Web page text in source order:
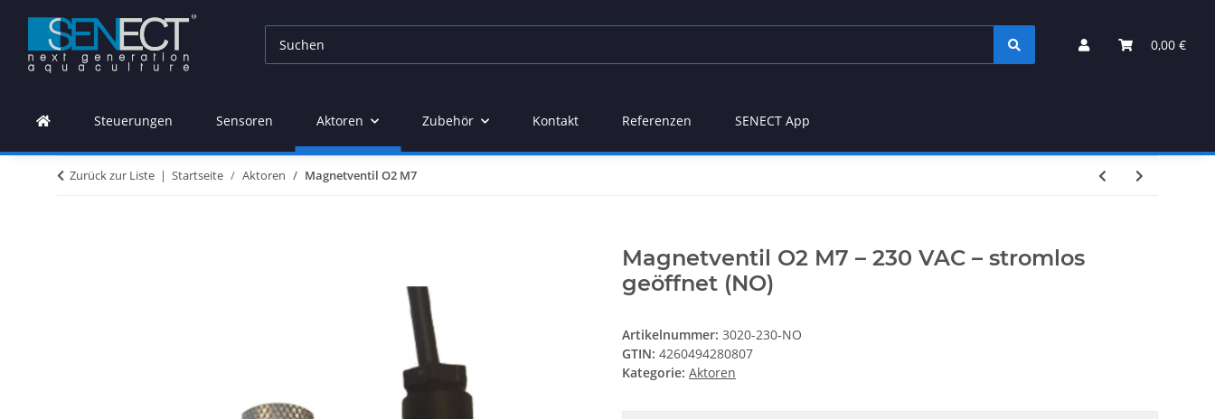
0,00 €
Steuerungen Sensoren Aktoren Zubehör Kontakt Referenzen SENECT App
Zurück zur Liste Startseite Aktoren Magnetventil O2 M7
Magnetventil O2 M7 – 230 VAC – stromlos
geöffnet (NO)
Artikelnummer: 3020-230-NO
GTIN: 4260494280807
Kategorie: Aktoren